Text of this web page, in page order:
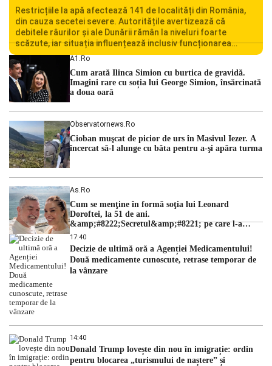
Restricțiile la apă afectează 141 de localități din România,
din cauza secetei severe. Autoritățile avertizează că
debitele râurilor și ale Dunării rămân la niveluri foarte
scăzute, iar situația influențează inclusiv funcționarea
Centralei Nucleare de la Cernavodă. România se confruntă
cu una dintre cele mai dificile perioade din punct de vedere
hidrologic din ultimii ani. Lipsa […]
A1.ro
Cum arată Ilinca Simion cu burtica de gravidă.
Imagini rare cu soția lui George Simion, însărcinată
a doua oară
Observatornews.ro
Cioban muşcat de picior de urs în Masivul Iezer. A
încercat să-l alunge cu bâta pentru a-şi apăra turma
As.ro
Cum se menţine în formă soţia lui Leonard
Doroftei, la 51 de ani.
&amp;#8222;Secretul&amp;#8221; pe care l-a
dezvăluit
17:40
Decizie de ultimă oră a Agenției Medicamentului!
Două medicamente cunoscute, retrase temporar de
la vânzare
14:40
Donald Trump lovește din nou în imigrație: ordin
pentru blocarea „turismului de naștere” și